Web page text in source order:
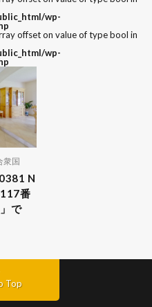
wp-
offset on value of type bool in
wp-
衆国
N
番
で
Top